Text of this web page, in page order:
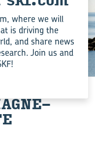
where we will
is driving the
and share news
Join us and